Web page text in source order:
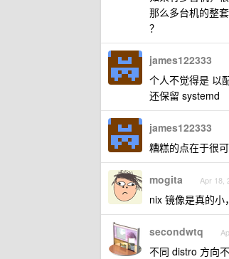
那么多台机的整
？
james122333
个人不觉得是 以
还保留 systemd
james122333
糟糕的点在于很
mogita Apr 18,
nix 镜像是真的
secondwtq
不同 distro 方向